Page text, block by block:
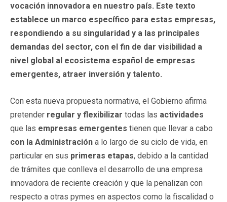
vocación innovadora en nuestro país. Este texto
establece un marco específico para estas empresas,
respondiendo a su singularidad y a las principales
demandas del sector, con el fin de dar visibilidad a
nivel global al ecosistema español de empresas
emergentes, atraer inversión y talento.
Con esta nueva propuesta normativa, el Gobierno afirma
pretender regular y flexibilizar todas las actividades
que las empresas emergentes tienen que llevar a cabo
con la Administración a lo largo de su ciclo de vida, en
particular en sus primeras etapas, debido a la cantidad
de trámites que conlleva el desarrollo de una empresa
innovadora de reciente creación y que la penalizan con
respecto a otras pymes en aspectos como la fiscalidad o